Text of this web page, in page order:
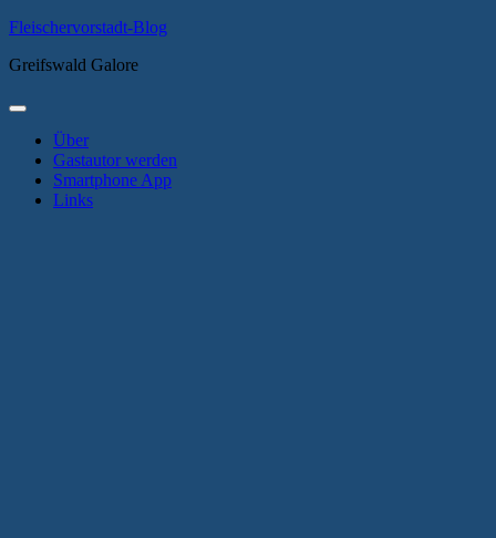
Zum
springen
Fleischervorstadt-Blog
Greifswald Galore
Primäres
Über
Gastautor werden
Smartphone App
Links